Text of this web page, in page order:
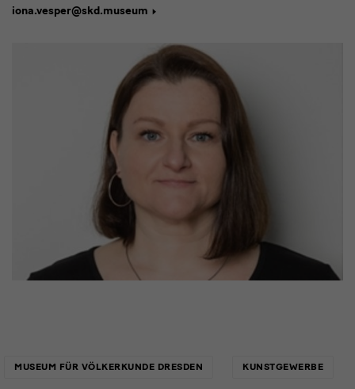
iona.vesper@skd.museum
MUSEUM FÜR VÖLKERKUNDE DRESDEN KUNSTGEWERBE